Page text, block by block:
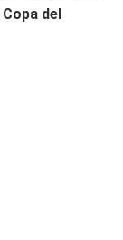
Copa del